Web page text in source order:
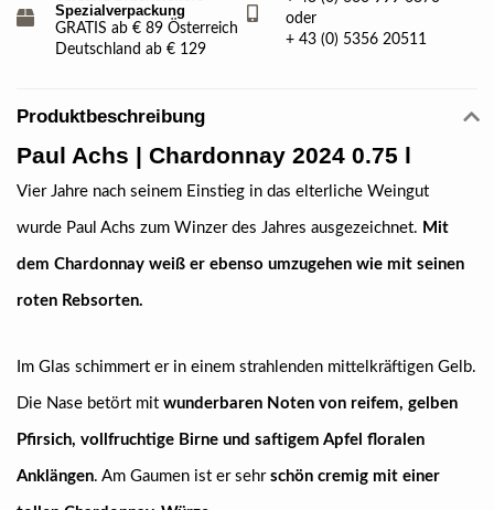
Spezialverpackung
GRATIS ab € 89 Österreich
Deutschland ab € 129
oder
+ 43 (0) 5356 20511
Produktbeschreibung
Paul Achs | Chardonnay 2024 0.75 l
Vier Jahre nach seinem Einstieg in das elterliche Weingut
wurde Paul Achs zum Winzer des Jahres ausgezeichnet. Mit
dem Chardonnay weiß er ebenso umzugehen wie mit seinen
roten Rebsorten.
Im Glas schimmert er in einem strahlenden mittelkräftigen Gelb.
Die Nase betört mit wunderbaren Noten von reifem, gelben
Pfirsich, vollfruchtige Birne und saftigem Apfel floralen
Anklängen. Am Gaumen ist er sehr schön cremig mit einer